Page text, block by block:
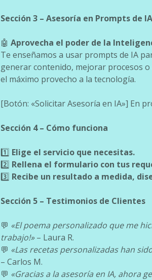
Sección 3 – Asesoría en Prompts de IA
🤖 Aprovecha el poder de la
Te enseñamos a usar prompts de IA
generar contenido, mejorar procesos
el máximo provecho a la tecnología.
[Botón: «Solicitar Asesoría en IA»] En
Sección 4 – Cómo funciona
1️⃣ Elige el servicio que necesitas.
2️⃣ Rellena el formulario con tus
3️⃣ Recibe un resultado a medida,
Sección 5 – Testimonios de Clientes
💬 «El poema personalizado que me
trabajo!»– Laura R.
💬 «Las recetas personalizadas han
– Carlos M.
💬 «Gracias a la asesoría en IA, ahora